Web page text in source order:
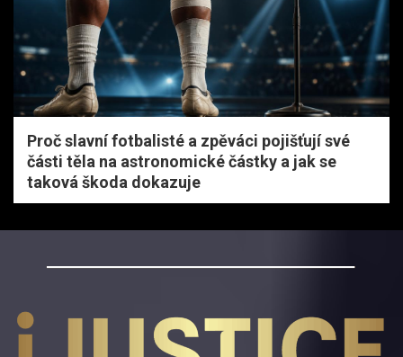
Proč slavní fotbalisté a zpěváci pojišťují své
části těla na astronomické částky a jak se
taková škoda dokazuje